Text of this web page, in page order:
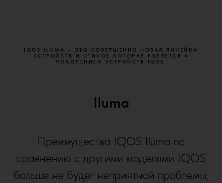
IQOS ILUMA – ЭТО СОВЕРШЕННО НОВАЯ ЛИНЕЙКА
УСТРОЙСТВ И СТИКОВ КОТОРАЯ ЯВЛЯЕТСЯ 4
ПОКОЛЕНИЕМ УСТРОЙСТВ IQOS.
Iluma
Преимущества IQOS Iluma по
сравнению с другими моделями IQOS
больше не будет неприятной проблемы,